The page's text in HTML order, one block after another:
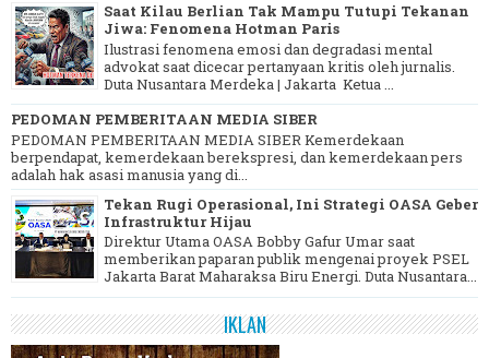
Saat Kilau Berlian Tak Mampu Tutupi Tekanan
Jiwa: Fenomena Hotman Paris
Ilustrasi fenomena emosi dan degradasi mental
advokat saat dicecar pertanyaan kritis oleh jurnalis.
Duta Nusantara Merdeka | Jakarta Ketua ...
PEDOMAN PEMBERITAAN MEDIA SIBER
PEDOMAN PEMBERITAAN MEDIA SIBER Kemerdekaan
berpendapat, kemerdekaan berekspresi, dan kemerdekaan pers
adalah hak asasi manusia yang di...
Tekan Rugi Operasional, Ini Strategi OASA Geber
Infrastruktur Hijau
Direktur Utama OASA Bobby Gafur Umar saat
memberikan paparan publik mengenai proyek PSEL
Jakarta Barat Maharaksa Biru Energi. Duta Nusantara...
IKLAN